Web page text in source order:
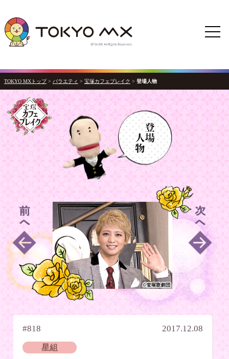
TOKYO MXトップ > バラエティ > 宝塚カフェブレイク > 登場人物
#818 2017.12.08
星組